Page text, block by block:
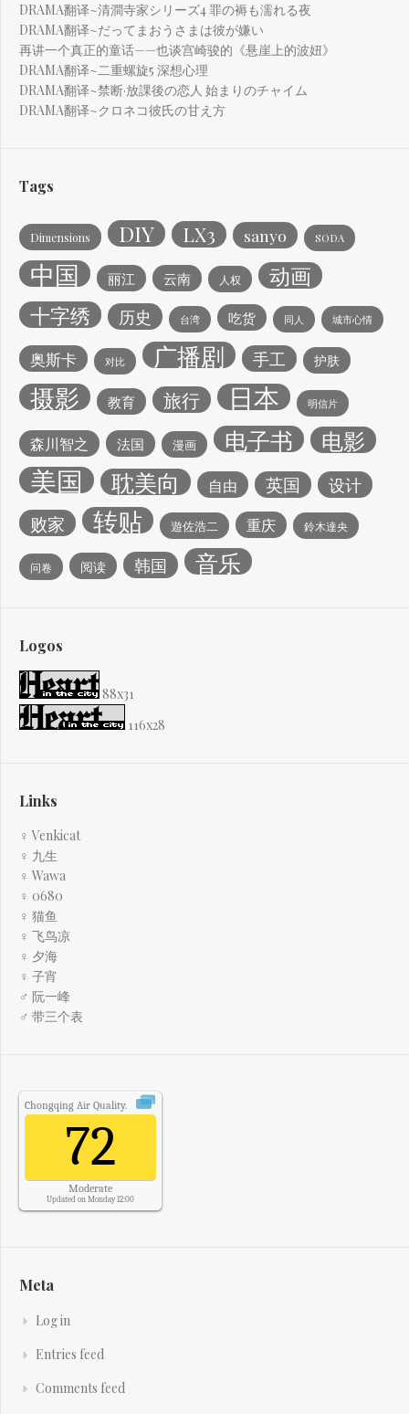
DRAMA翻译~清澗寺家シリーズ4 罪の褥も濡れる夜
DRAMA翻译~だってまおうさまは彼が嫌い
再讲一个真正的童话——也谈宫崎骏的《悬崖上的波妞》
DRAMA翻译~二重螺旋5 深想心理
DRAMA翻译~禁断·放課後の恋人 始まりのチャイム
DRAMA翻译~クロネコ彼氏の甘え方
Tags
Dimensions DIY LX3 sanyo SODA
中国 丽江 云南 人权 动画
十字绣 历史 台湾 吃货 同人 城市心情
奥斯卡 对比 广播剧 手工 护肤
摄影 教育 旅行 日本 明信片
森川智之 法国 漫画 电子书 电影
美国 耽美向 自由 英国 设计
败家 转贴 遊佐浩二 重庆 鈴木達央
问卷 阅读 韩国 音乐
Logos
88x31
116x28
Links
♀ Venkicat
♀ 九生
♀ Wawa
♀ 0680
♀ 猫鱼
♀ 飞鸟凉
♀ 夕海
♀ 子宵
♂ 阮一峰
♂ 带三个表
Chongqing Air Quality.
72
Moderate
Updated on Monday 12:00
Meta
Log in
Entries feed
Comments feed